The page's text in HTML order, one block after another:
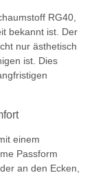
RG40,
bekannt ist. Der
nur ästhetisch
ist. Dies
einem
Passform
an den Ecken,